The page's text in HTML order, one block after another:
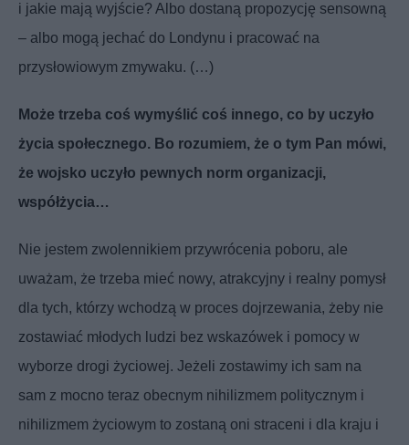
i jakie mają wyjście? Albo dostaną propozycję sensowną
– albo mogą jechać do Londynu i pracować na
przysłowiowym zmywaku. (…)
Może trzeba coś wymyślić coś innego, co by uczyło
życia społecznego. Bo rozumiem, że o tym Pan mówi,
że wojsko uczyło pewnych norm organizacji,
współżycia…
Nie jestem zwolennikiem przywrócenia poboru, ale
uważam, że trzeba mieć nowy, atrakcyjny i realny pomysł
dla tych, którzy wchodzą w proces dojrzewania, żeby nie
zostawiać młodych ludzi bez wskazówek i pomocy w
wyborze drogi życiowej. Jeżeli zostawimy ich sam na
sam z mocno teraz obecnym nihilizmem politycznym i
nihilizmem życiowym to zostaną oni straceni i dla kraju i